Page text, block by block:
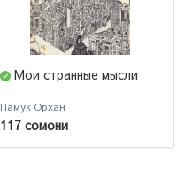
Мои странные мысли
Памук Орхан
117 сомони